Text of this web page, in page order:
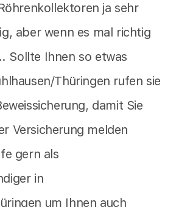
ja sehr
aber wenn es mal richtig
Sollte Ihnen so etwas
Thüringen rufen sie
damit Sie
Versicherung melden
gern als
in
um Ihnen auch